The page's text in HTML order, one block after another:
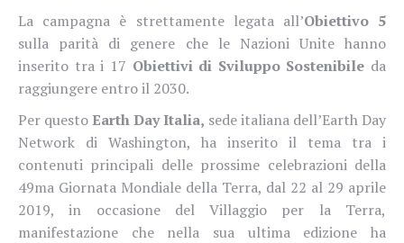
La campagna è strettamente legata all’Obiettivo 5
sulla parità di genere che le Nazioni Unite hanno
inserito tra i 17 Obiettivi di Sviluppo Sostenibile da
raggiungere entro il 2030.
Per questoEarth Day Italia, sede italiana dell’Earth Day
Network di Washington, ha inserito il tema tra i
contenuti principali delle prossime celebrazioni della
49ma Giornata Mondiale della Terra, dal 22 al 29 aprile
2019, in occasione del Villaggio per la Terra,
manifestazione che nella sua ultima edizione ha